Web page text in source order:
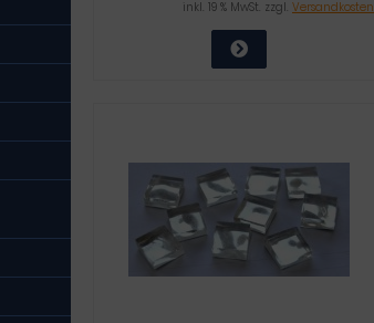
inkl. 19 % MwSt. zzgl. Versandkosten